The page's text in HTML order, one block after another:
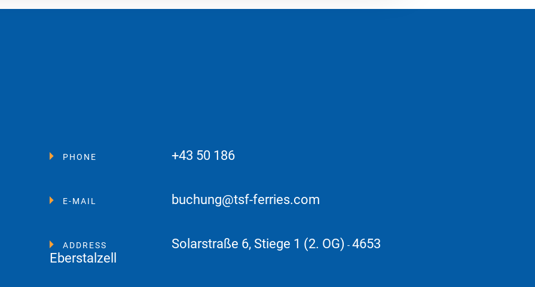
PHONE +43 50 186
E-MAIL buchung@tsf-ferries.com
ADDRESS Solarstraße 6, Stiege 1 (2. OG) - 4653
Eberstalzell